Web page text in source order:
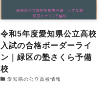
令和5年度愛知県公立高校
入試の合格ボーダーライ
ン｜緑区の塾さくら予備
校
愛知県の公立高校情報